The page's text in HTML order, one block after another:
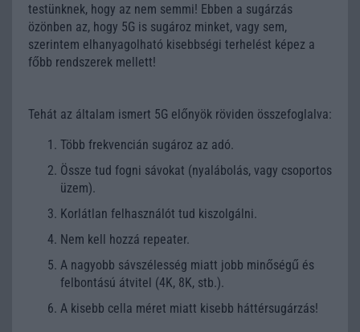
testünknek, hogy az nem semmi! Ebben a sugárzás
özönben az, hogy 5G is sugároz minket, vagy sem,
szerintem elhanyagolható kisebbségi terhelést képez a
főbb rendszerek mellett!
Tehát az általam ismert 5G előnyök röviden összefoglalva:
Több frekvencián sugároz az adó.
Össze tud fogni sávokat (nyalábolás, vagy csoportos
üzem).
Korlátlan felhasználót tud kiszolgálni.
Nem kell hozzá repeater.
A nagyobb sávszélesség miatt jobb minőségű és
felbontású átvitel (4K, 8K, stb.).
A kisebb cella méret miatt kisebb háttérsugárzás!